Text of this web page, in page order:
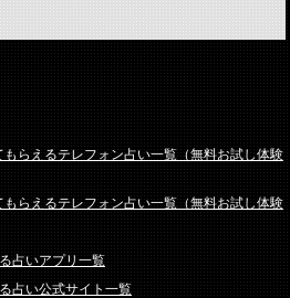
らえるテレフォン占い一覧（無料お試し体験
らえるテレフォン占い一覧（無料お試し体験
占いアプリ一覧
占い公式サイト一覧